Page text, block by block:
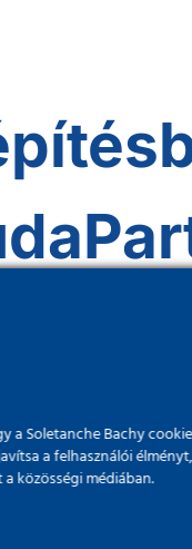
Soletanche Bachy
a felhasználói
közösségi médiában.